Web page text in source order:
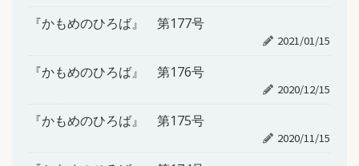
『かもめのひろば』 第177号
2021/01/15
『かもめのひろば』 第176号
2020/12/15
『かもめのひろば』 第175号
2020/11/15